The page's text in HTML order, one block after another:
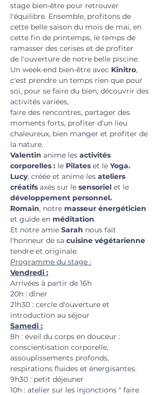
stage bien-être pour retrouver
l'équilibre. Ensemble, profitons de
cette belle saison du mois de mai, en
cette fin de printemps, le temps de
ramasser des cerises et de profiter
de l'ouverture de notre belle piscine.
Un week-end bien-être avec Kinitro,
c'est prendre un temps rien que pour
soi, pour se faire du bien, découvrir des
activités variées,
faire des rencontres, partager des
moments forts, profiter d'un lieu
chaleureux, bien manger et profiter de
la nature.
Valentin anime les activités
corporelles : le Pilates et le Yoga.
Lucy, créée et anime les ateliers
créatifs axés sur le sensoriel et le
développement personnel.
Romain, notre masseur énergéticien
et guide en méditation.
Et notre amie Sarah nous fait
l'honneur de sa cuisine végétarienne
tendre et originale.
Programme du stage :
Vendredi :
Arrivées à partir de 16h
20h : dîner
21h30 : cercle d'ouverture et
introduction au séjour
Samedi :
8h : éveil du corps en douceur :
conscientisation corporelle,
assouplissements profonds,
respirations fluides et énergisantes.
9h30 : petit déjeuner
10h : atelier sur les injonctions " faire